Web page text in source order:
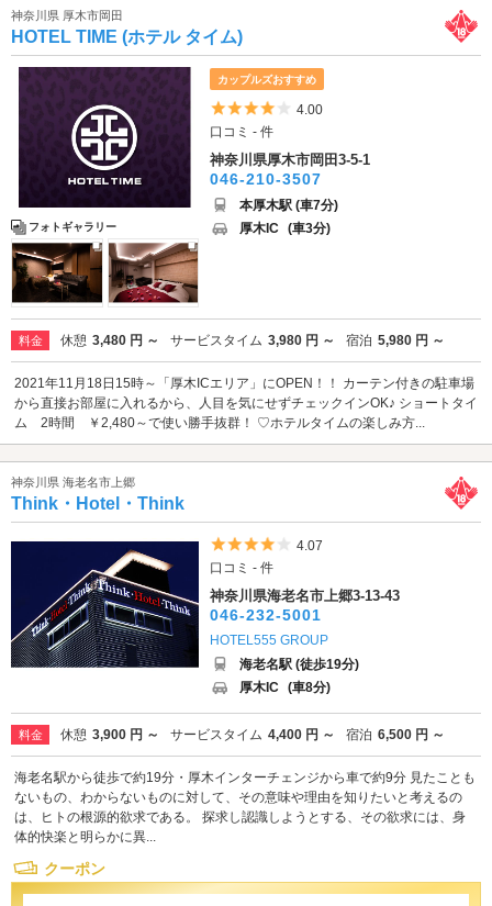
神奈川県 厚木市岡田
HOTEL TIME (ホテル タイム)
フォトギャラリー
カップルズおすすめ
5つ星のうち4
4.00
口コミ - 件
神奈川県厚木市岡田3-5-1
046-210-3507
本厚木駅 (車7分)
厚木IC (車3分)
料金 休憩 3,480 円 ～ サービスタイム 3,980 円 ～ 宿泊 5,980 円 ～
2021年11月18日15時～「厚木ICエリア」にOPEN！！ カーテン付きの駐車場
から直接お部屋に入れるから、人目を気にせずチェックインOK♪ ショートタイ
ム 2時間 ￥2,480～で使い勝手抜群！ ♡ホテルタイムの楽しみ方...
神奈川県 海老名市上郷
Think・Hotel・Think
5つ星のうち4
4.07
口コミ - 件
神奈川県海老名市上郷3-13-43
046-232-5001
HOTEL555 GROUP
海老名駅 (徒歩19分)
厚木IC (車8分)
料金 休憩 3,900 円 ～ サービスタイム 4,400 円 ～ 宿泊 6,500 円 ～
海老名駅から徒歩で約19分・厚木インターチェンジから車で約9分 見たことも
ないもの、わからないものに対して、その意味や理由を知りたいと考えるの
は、ヒトの根源的欲求である。 探求し認識しようとする、その欲求には、身
体的快楽と明らかに異...
クーポン